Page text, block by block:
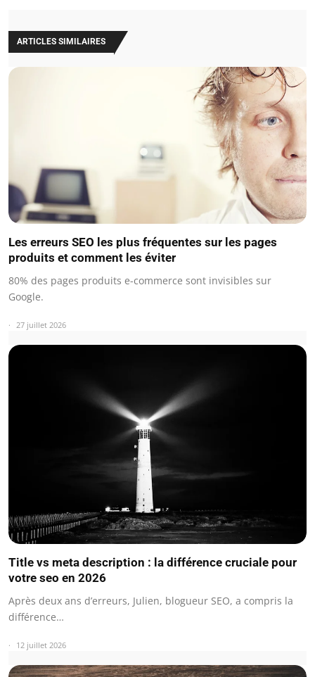
ARTICLES SIMILAIRES
Les erreurs SEO les plus fréquentes sur les pages
produits et comment les éviter
80% des pages produits e-commerce sont invisibles sur
Google.
27 juillet 2026
Title vs meta description : la différence cruciale pour
votre seo en 2026
Après deux ans d’erreurs, Julien, blogueur SEO, a compris la
différence…
12 juillet 2026